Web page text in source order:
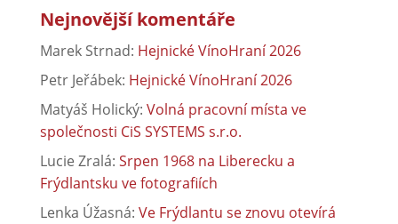
Nejnovější komentáře
Marek Strnad: Hejnické VínoHraní 2026
Petr Jeřábek: Hejnické VínoHraní 2026
Matyáš Holický: Volná pracovní místa ve
společnosti CiS SYSTEMS s.r.o.
Lucie Zralá: Srpen 1968 na Liberecku a
Frýdlantsku ve fotografiích
Lenka Úžasná: Ve Frýdlantu se znovu otevírá